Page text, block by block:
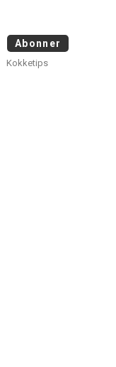
Abonner
Kokketips